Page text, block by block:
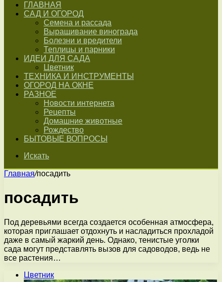
ГЛАВНАЯ
САД И ОГОРОД
Семена и рассада
Выращивание винограда
Болезни и вредители
Теплицы и парники
ИДЕИ ДЛЯ САДА
Цветник
ТЕХНИКА И ИНСТРУМЕНТЫ
ОГОРОД НА ОКНЕ
РАЗНОЕ
Новости интернета
Рецепты
Домашние животные
Рождество
БЫТОВЫЕ ВОПРОСЫ
Искать
Главная/посадить
посадить
Под деревьями всегда создается особенная атмосфера,
которая приглашает отдохнуть и насладиться прохладой
даже в самый жаркий день. Однако, тенистые уголки
сада могут представлять вызов для садоводов, ведь не
все растения…
Цветник